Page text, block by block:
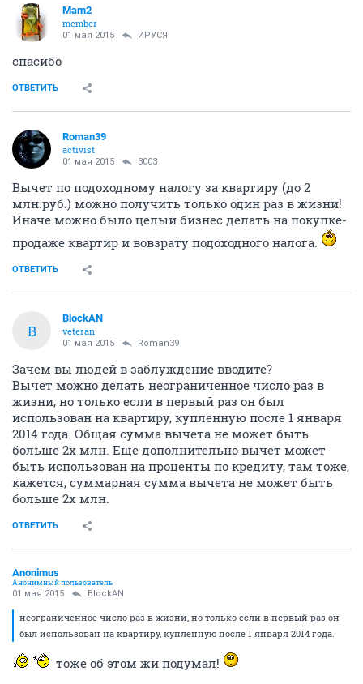
Mam2
member
01 мая 2015 ИРУСЯ
спасибо
ОТВЕТИТЬ
Roman39
activist
01 мая 2015 3003
Вычет по подоходному налогу за квартиру (до 2
млн.руб.) можно получить только один раз в жизни!
Иначе можно было целый бизнес делать на покупке-
продаже квартир и вовзрату подоходного налога.
ОТВЕТИТЬ
B
BlockAN
veteran
01 мая 2015 Roman39
Зачем вы людей в заблуждение вводите?
Вычет можно делать неограниченное число раз в
жизни, но только если в первый раз он был
использован на квартиру, купленную после 1 января
2014 года. Общая сумма вычета не может быть
больше 2х млн. Еще дополнительно вычет может
быть использован на проценты по кредиту, там тоже,
кажется, суммарная сумма вычета не может быть
больше 2х млн.
ОТВЕТИТЬ
Anоnimus
Анонимный пользователь
01 мая 2015 BlockAN
неограниченное число раз в жизни, но только если в первый раз он
был использован на квартиру, купленную после 1 января 2014 года.
тоже об этом жи подумал!